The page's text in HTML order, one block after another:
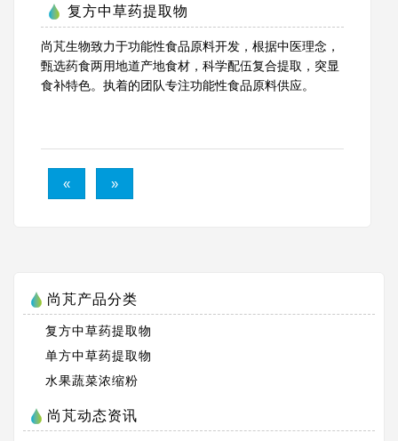
复方中草药提取物
尚芃生物致力于功能性食品原料开发，根据中医理念，
甄选药食两用地道产地食材，科学配伍复合提取，突显
食补特色。执着的团队专注功能性食品原料供应。
« »
尚芃产品分类
复方中草药提取物
单方中草药提取物
水果蔬菜浓缩粉
尚芃动态资讯